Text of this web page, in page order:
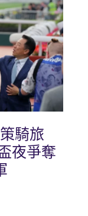
騎旅
夜爭奪